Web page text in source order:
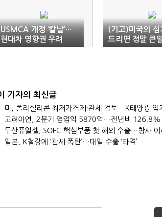
USMCA 개정 ‘칼날’…
현대차 영향권 우려
(기고)미국의 심
드리면 정말 큰
가
기자의 최신글
미, 폴리실리콘 최저가격제·관세 검토…K태양광 입
고려아연, 2분기 영업익 5870억…전년비
두산퓨얼셀, SOFC 핵심부품 첫 해외 수출…창사 이
일본, K철강에 ‘관세 폭탄’…대일 수출 ‘타격’